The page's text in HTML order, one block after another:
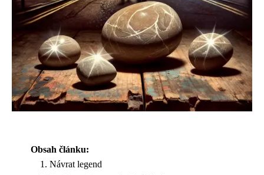
Obsah článku:
Návrat legend